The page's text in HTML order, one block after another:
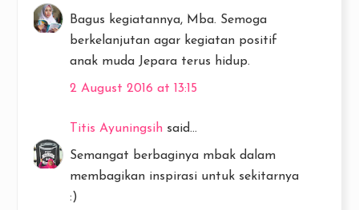
Bagus kegiatannya, Mba. Semoga
berkelanjutan agar kegiatan positif
anak muda Jepara terus hidup.
2 August 2016 at 13:15
Titis Ayuningsih said...
Semangat berbaginya mbak dalam
membagikan inspirasi untuk sekitarnya
:)